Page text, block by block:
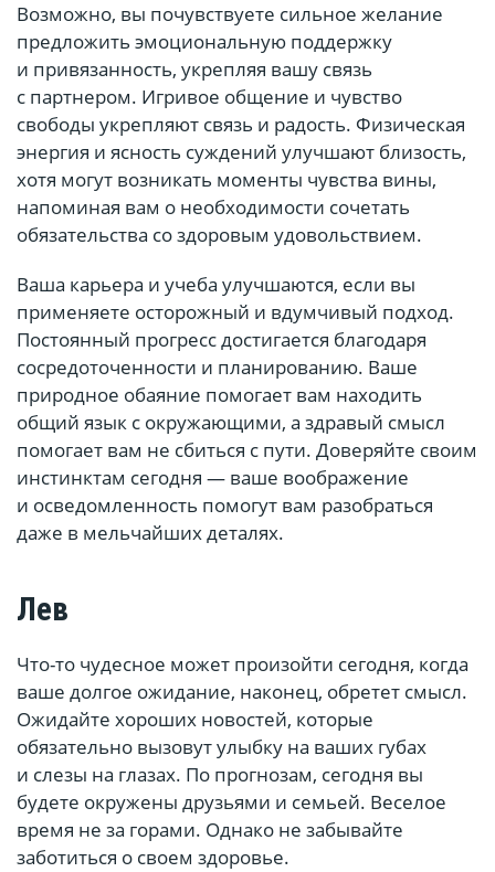
Возможно, вы почувствуете сильное желание
предложить эмоциональную поддержку
и привязанность, укрепляя вашу связь
с партнером. Игривое общение и чувство
свободы укрепляют связь и радость. Физическая
энергия и ясность суждений улучшают близость,
хотя могут возникать моменты чувства вины,
напоминая вам о необходимости сочетать
обязательства со здоровым удовольствием.
Ваша карьера и учеба улучшаются, если вы
применяете осторожный и вдумчивый подход.
Постоянный прогресс достигается благодаря
сосредоточенности и планированию. Ваше
природное обаяние помогает вам находить
общий язык с окружающими, а здравый смысл
помогает вам не сбиться с пути. Доверяйте своим
инстинктам сегодня — ваше воображение
и осведомленность помогут вам разобраться
даже в мельчайших деталях.
Лев
Что-то чудесное может произойти сегодня, когда
ваше долгое ожидание, наконец, обретет смысл.
Ожидайте хороших новостей, которые
обязательно вызовут улыбку на ваших губах
и слезы на глазах. По прогнозам, сегодня вы
будете окружены друзьями и семьей. Веселое
время не за горами. Однако не забывайте
заботиться о своем здоровье.